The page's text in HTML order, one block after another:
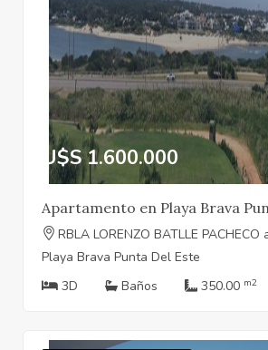
U$S 1.600.000
Apartamento en Playa Brava
RBLA LORENZO BATLLE
Playa Brava Punta Del Este
3D
Baños 350.00 m2